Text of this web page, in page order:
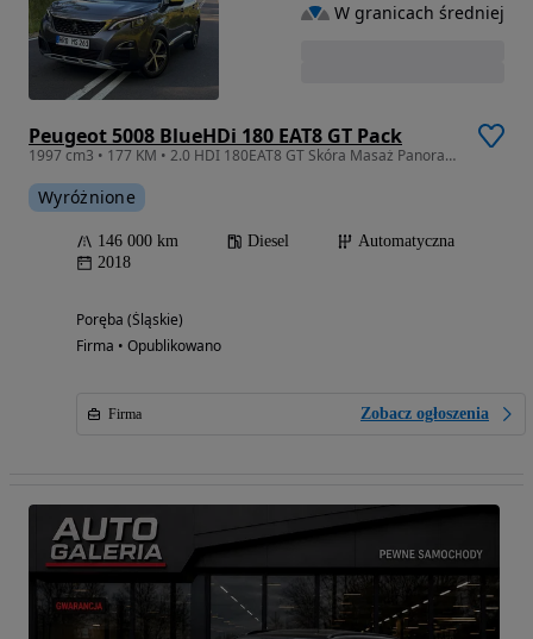
Peugeot 5008 BlueHDi 180 EAT8 GT Pack
1997 cm3 • 177 KM • 2.0 HDI 180EAT8 GT Skóra Masaż Panorama 7 Foteli Kamery Focal Webasto!
Wyróżnione
146 000 km Diesel
Automatyczna
2018
Poręba (Śląskie)
Firma • Opublikowano
Firma Zobacz ogłoszenia
W granicach średniej